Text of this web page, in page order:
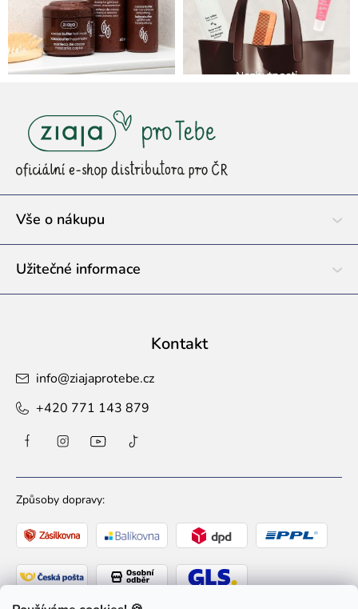
t
Vše o nákupu
Užitečné informace
Kontakt
info@ziajaprotebe.cz
+420 771 143 879
Způsoby dopravy: